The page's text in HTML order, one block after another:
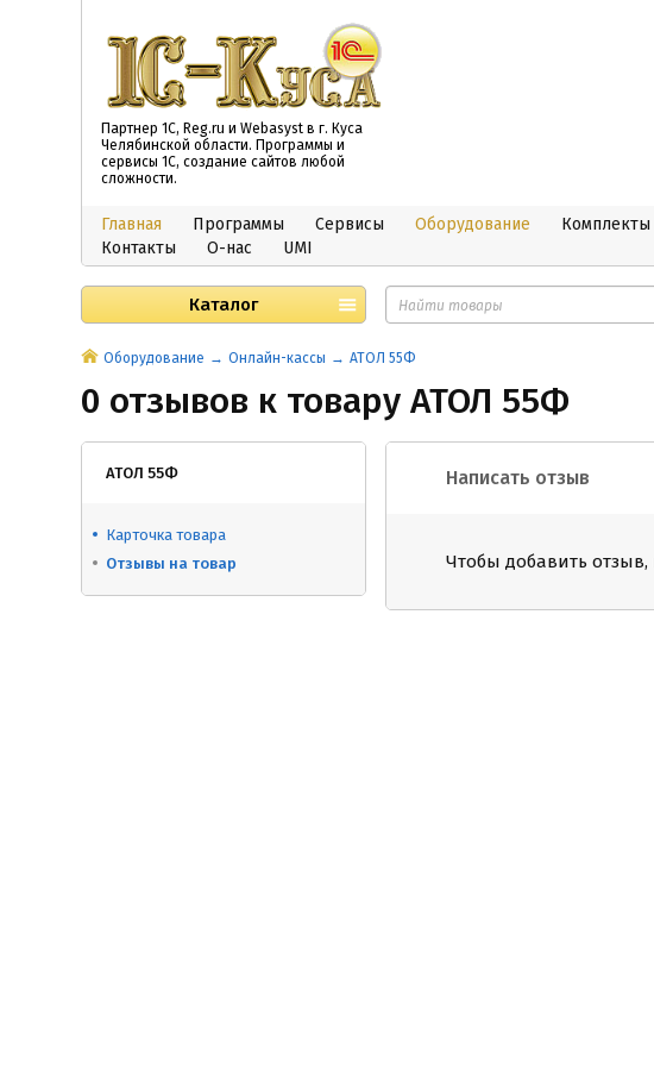
Партнер 1С, Reg.ru и Webasyst в г. Куса
Челябинской области. Программы и
сервисы 1С, создание сайтов любой
сложности.
Главная Программы Сервисы Оборудование Комплекты
Контакты
О-нас UMI
Каталог
Оборудование Онлайн-кассы АТОЛ 55Ф
0 отзывов к товару АТОЛ 55Ф
АТОЛ 55Ф
Карточка товара
Отзывы на товар
Написать отзыв
Чтобы добавить отзыв,